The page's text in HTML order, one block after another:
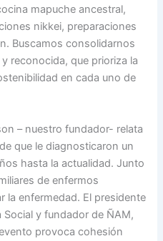
mapuche ancestral,
nikkei, preparaciones
Buscamos consolidarnos
reconocida, que prioriza la
en cada uno de
– nuestro fundador- relata
que le diagnosticaron un
hasta la actualidad. Junto
de enfermos
la enfermedad. El presidente
y fundador de ÑAM,
provoca cohesión